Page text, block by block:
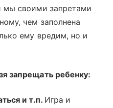
мы своими запретами
чем заполнена
ему вредим, но и
запрещать ребенку:
и т.п. Игра и